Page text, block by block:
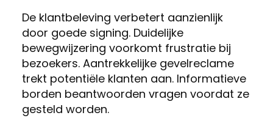
De klantbeleving verbetert aanzienlijk
door goede signing. Duidelijke
bewegwijzering voorkomt frustratie bij
bezoekers. Aantrekkelijke gevelreclame
trekt potentiële klanten aan. Informatieve
borden beantwoorden vragen voordat ze
gesteld worden.